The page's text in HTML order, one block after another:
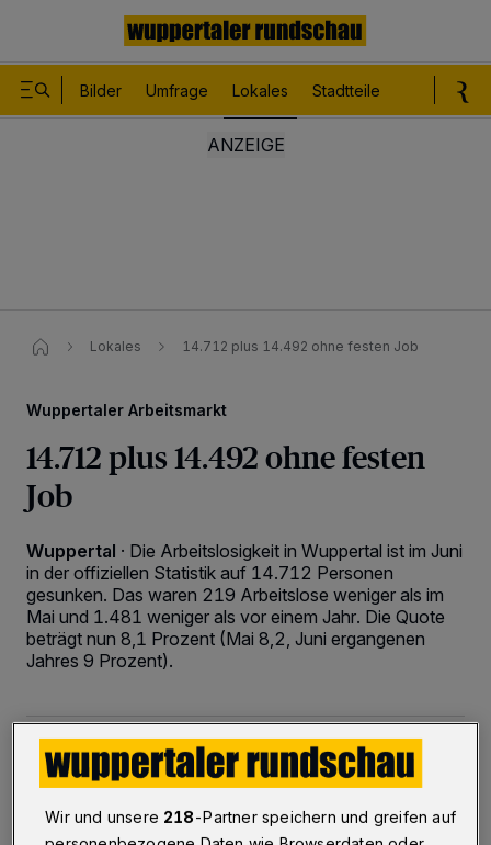
Bilder Umfrage Lokales Stadtteile
Lokales 14.712 plus 14.492 ohne festen Job
Wuppertaler Arbeitsmarkt
14.712 plus 14.492 ohne festen
Job
Wuppertal · Die Arbeitslosigkeit in Wuppertal ist im Juni
in der offiziellen Statistik auf 14.712 Personen
gesunken. Das waren 219 Arbeitslose weniger als im
Mai und 1.481 weniger als vor einem Jahr. Die Quote
beträgt nun 8,1 Prozent (Mai 8,2, Juni ergangenen
Jahres 9 Prozent).
29.06.2018 , 23:41 Uhr 2 Minuten Lesezeit
Wir und unsere 218-Partner speichern und greifen auf